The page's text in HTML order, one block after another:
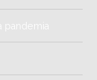
pandemia